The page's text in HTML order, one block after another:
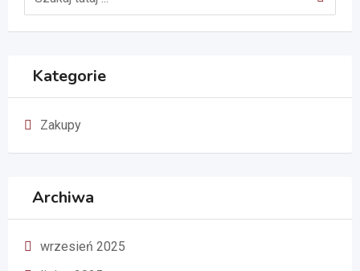
Kategorie
Zakupy
Archiwa
wrzesień 2025